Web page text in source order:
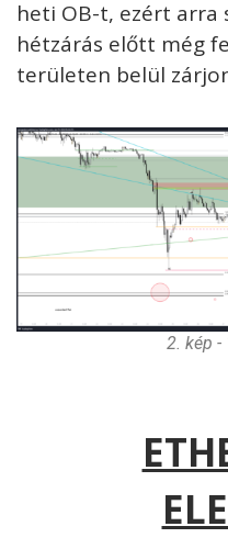
heti OB-t, ezért arra
hétzárás előtt még
területen belül
2. kép -